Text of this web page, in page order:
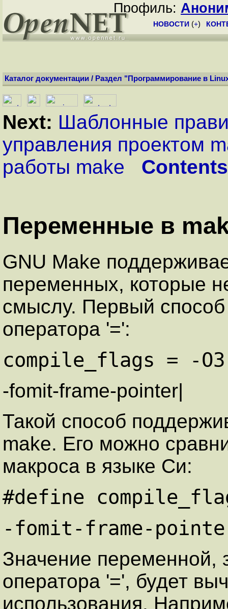
Профиль:
НОВОСТИ (+)
Каталог документации / Раздел "Программирование в
Next: Шаблонные
управления проектом
работы make
Contents
Переменные в
GNU Make
переменных, которые
смыслу. Первый
оператора '=':
compile_flags = -
-fomit-frame-pointer|
Такой способ
make. Его можно
макроса в языке Си:
#define
-fomit-frame-
Значение
оператора '=', будет
использования.